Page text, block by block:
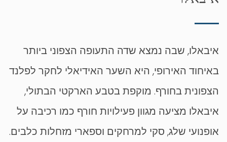
איבאלו, שבה נמצא שדה התעופה הצפוני ביותר
באיחוד האירופי, היא השער האידיאלי לחקר לפלנד
הצפונית בחורף. מוקפת בטבע הארקטי הבתולי,
איבאלו מציעה מגוון פעילויות חורף כמו רכיבה על
אופנועי שלג, סקי למרחקים וספארי מזחלות כלבים.